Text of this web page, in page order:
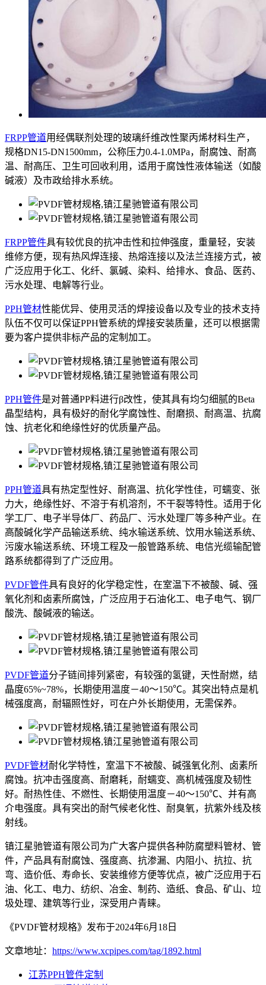
FRPP管道用经偶联剂处理的玻璃纤维改性聚丙烯材料生产，
规格DN15-DN1500mm，公称压力0.4-1.0MPa，耐腐蚀、耐高
温、耐高压、卫生可回收利用，适用于腐蚀性液体输送（如酸
碱液）及市政给排水系统。
FRPP管件具有较优良的抗冲击性和拉伸强度，重量轻，安装
维修方便，现有热风焊连接、热熔连接以及法兰连接方式，被
广泛应用于化工、化纤、氯碱、染料、给排水、食品、医药、
污水处理、电解等行业。
PPH管材性能优异、使用灵活的焊接设备以及专业的技术支持
队伍不仅可以保证PPH管系统的焊接安装质量，还可以根据需
要为客户提供非标产品的定制加工。
PPH管件是对普通PP料进行β改性，使其具有均匀细腻的Beta
晶型结构，具有极好的耐化学腐蚀性、耐磨损、耐高温、抗腐
蚀、抗老化和绝缘性好的优质量产品。
PPH管道具有热定型性好、耐高温、抗化学性佳，可蠕变、张
力大，绝缘性好、不溶于有机溶剂，不干裂等特性。适用于化
学工厂、电子半导体厂、药品厂、污水处理厂等多种产业。在
高酸碱化学产品输送系统、纯水输送系统、饮用水输送系统、
污废水输送系统、环境工程及一般管路系统、电信光缆输配管
路系统都得到了广泛应用。
PVDF管件具有良好的化学稳定性，在室温下不被酸、碱、强
氧化剂和卤素所腐蚀，广泛应用于石油化工、电子电气、钢厂
酸洗、酸碱液的输送。
PVDF管道分子链间排列紧密，有较强的氢键，天性耐燃，结
晶度65%~78%，长期使用温度－40～150℃。其突出特点是机
械强度高，耐辐照性好，可在户外长期使用，无需保养。
PVDF管材耐化学特性，室温下不被酸、碱强氧化剂、卤素所
腐蚀。抗冲击强度高、耐磨耗，耐蠕变、高机械强度及韧性
好。耐热性佳、不燃性、长期使用温度－40～150℃、并有高
介电强度。具有突出的耐气候老化性、耐臭氧，抗紫外线及核
射线。
镇江星驰管道有限公司为广大客户提供各种防腐塑料管材、管
件，产品具有耐腐蚀、强度高、抗渗漏、内阻小、抗拉、抗
弯、造价低、寿命长、安装维修方便等优点，被广泛应用于石
油、化工、电力、纺织、冶金、制药、造纸、食品、矿山、垃
圾处理、建筑等行业，深受用户青睐。
《PVDF管材规格》发布于2024年6月18日
文章地址： https://www.xcpipes.com/tag/1892.html
江苏PPH管件定制